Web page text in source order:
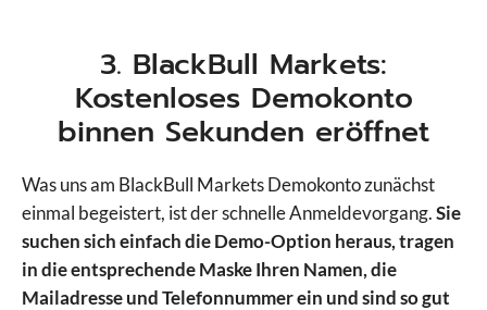
3. BlackBull Markets:
Kostenloses Demokonto
binnen Sekunden eröffnet
Was uns am BlackBull Markets Demokonto zunächst
einmal begeistert, ist der schnelle Anmeldevorgang.Sie
suchen sich einfach die Demo-Option heraus, tragen
in die entsprechende Maske Ihren Namen, die
Mailadresse und Telefonnummer ein und sind so gut